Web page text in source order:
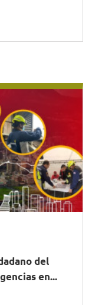
del
en...